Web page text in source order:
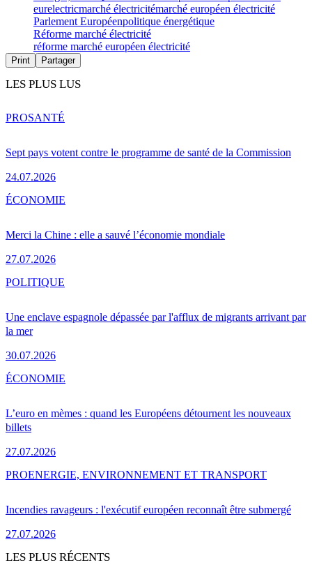
eurelectricmarché électricitémarché européen électricité
Parlement Européenpolitique énergétique
Réforme marché électricité
réforme marché européen électricité
Print Partager
LES PLUS LUS
Sept pays votent contre le programme de santé de la Commission
24.07.2026
PROSANTÉ
Merci la Chine : elle a sauvé l’économie mondiale
27.07.2026
ÉCONOMIE
Une enclave espagnole dépassée par l'afflux de migrants arrivant par
la mer
30.07.2026
POLITIQUE
L’euro en mèmes : quand les Européens détournent les nouveaux
billets
27.07.2026
ÉCONOMIE
Incendies ravageurs : l'exécutif européen reconnaît être submergé
27.07.2026
PROENERGIE, ENVIRONNEMENT ET TRANSPORT
LES PLUS RÉCENTS